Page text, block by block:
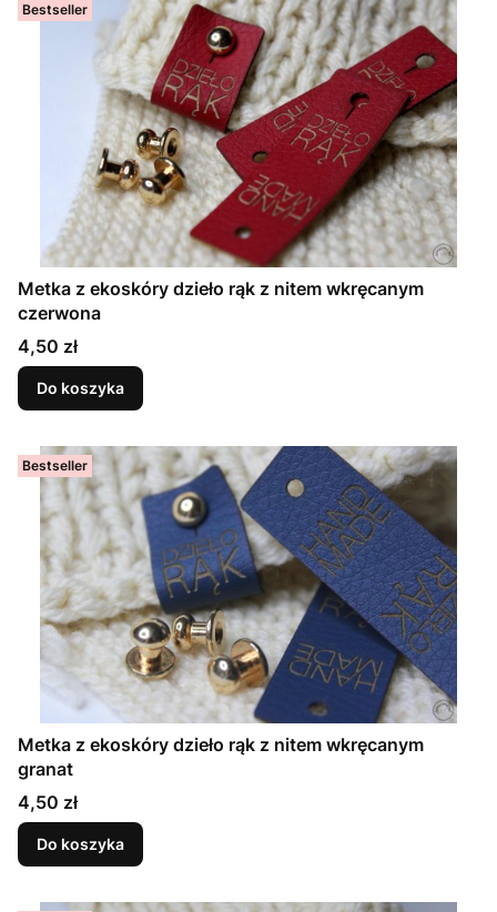
Bestseller
Metka z ekoskóry dzieło rąk z nitem wkręcanym
czerwona
Cena
4,50 zł
Do koszyka
Bestseller
Metka z ekoskóry dzieło rąk z nitem wkręcanym
granat
Cena
4,50 zł
Do koszyka